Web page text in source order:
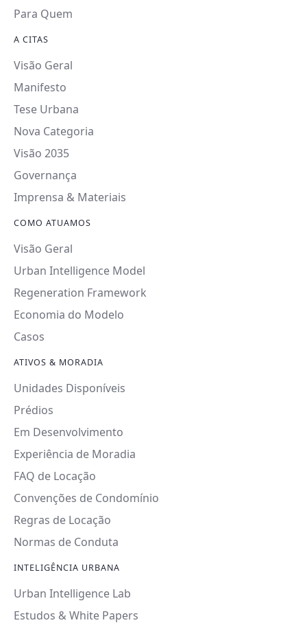
Para Quem
A CITAS
Visão Geral
Manifesto
Tese Urbana
Nova Categoria
Visão 2035
Governança
Imprensa & Materiais
COMO ATUAMOS
Visão Geral
Urban Intelligence Model
Regeneration Framework
Economia do Modelo
Casos
ATIVOS & MORADIA
Unidades Disponíveis
Prédios
Em Desenvolvimento
Experiência de Moradia
FAQ de Locação
Convenções de Condomínio
Regras de Locação
Normas de Conduta
INTELIGÊNCIA URBANA
Urban Intelligence Lab
Estudos & White Papers